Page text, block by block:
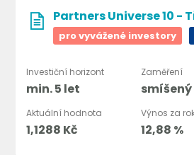
Partners Universe 10 -
pro vyvážené investory
Investiční horizont
min. 5 let
Zaměření
smíšený
Aktuální hodnota
1,1288 Kč
Výnos za
12,88 %